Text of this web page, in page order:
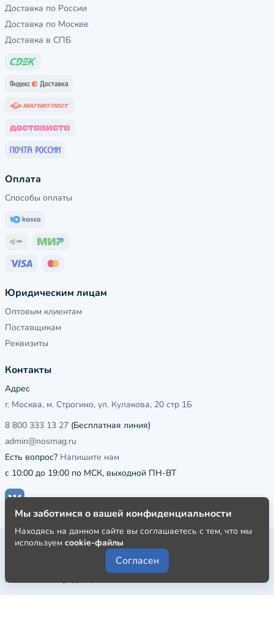
Доставка по России
Доставка по Москве
Доставка в СПБ
Оплата
Способы оплаты
Юридическим лицам
Оптовым клиентам
Поставщикам
Реквизиты
Контакты
Адрес
г. Москва, м. Строгино, ул. Кулакова, 20 стр 1Б
8 800 333 13 27 (Бесплатная линия)
admin@nosmag.ru
Есть вопрос? Напишите нам
с 10:00 до 19:00 по МСК, выходной ПН-ВТ
Публичная оферта
Пользовательское соглашение
Политика конфиденциальности
Мы заботимся о вашей конфиденциальности
Находясь на данном сайте вы соглашаетесь с тем, что мы
используем cookie-файлы
Согласен